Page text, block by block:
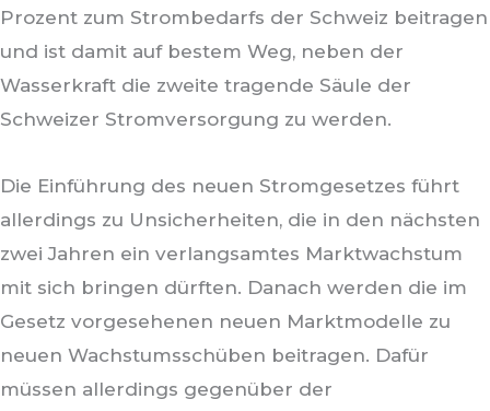
Prozent zum Strombedarfs der Schweiz beitragen
und ist damit auf bestem Weg, neben der
Wasserkraft die zweite tragende Säule der
Schweizer Stromversorgung zu werden.
Die Einführung des neuen Stromgesetzes führt
allerdings zu Unsicherheiten, die in den nächsten
zwei Jahren ein verlangsamtes Marktwachstum
mit sich bringen dürften. Danach werden die im
Gesetz vorgesehenen neuen Marktmodelle zu
neuen Wachstumsschüben beitragen. Dafür
müssen allerdings gegenüber der